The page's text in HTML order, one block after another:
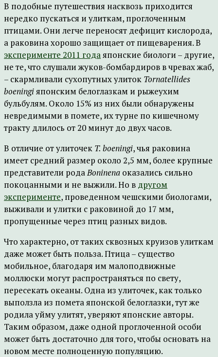
В подобные путешествия насквозь приходится
нередко пускаться и улиткам, проглоченным
птицами. Они легче переносят дефицит кислорода,
а раковина хорошо защищает от пищеварения. В
эксперименте 2011 годаяпонские биологи – другие,
не те, что слушали жуков-бомбардиров в чревах жаб,
– скармливали сухопутных улиток Tornatellides
boeningiяпонским белоглазкам и рыжеухим
бульбулям. Около 15% из них были обнаружены
невредимыми в помете, их турне по кишечному
тракту длилось от 20 минут до двух часов.
В отличие от улиточек T. boeningi, чья раковина
имеет средний размер около 2,5 мм, более крупные
представители родаBoninena оказались сильно
покоцанными и не выжили. Но в другом
эксперименте, проведенном чешскими биологами,
выживали и улитки с раковиной до 17 мм,
пропущенные через птиц разных видов.
Что характерно, от таких сквозных круизов улиткам
даже может быть польза. Птица – существо
мобильное, благодаря им малоподвижные
моллюски могут распространяться по свету,
пересекать океаны. Одна из улиточек, как только
выползла из помета японской белоглазки, тут же
родила уйму улитят, уверяют японские авторы.
Таким образом, даже одной проглоченной особи
может быть достаточно для того, чтобы основать на
новом месте полноценную популяцию.